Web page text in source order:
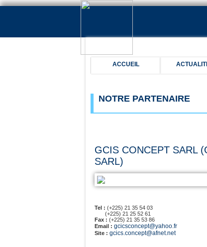
ACCUEIL
NOTRE PARTENAIRE
GCIS CONCEPT SARL
SARL)
Tel : (+225) 21 35 54 03
(+225) 21 25 52 61
Fax : (+225) 21 35 53 86
Email : gcicsconcept@yahoo.fr
Site : gcics.concept@afnet.net